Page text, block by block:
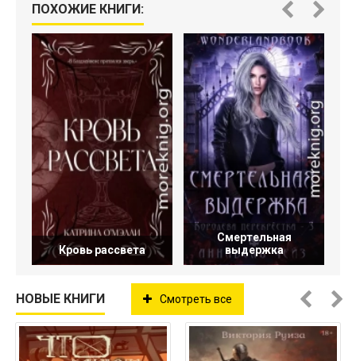
ПОХОЖИЕ КНИГИ:
Кровь рассвета
Смертельная
выдержка
НОВЫЕ КНИГИ Смотреть все